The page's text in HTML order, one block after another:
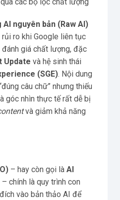
AI nguyên bản (Raw AI)
ro khi Google liên tục
giá chất lượng, đặc
Update và hệ sinh thái
(SGE). Nội dung
câu chữ” nhưng thiếu
góc nhìn thực tế rất dễ bị
và giảm khả năng
– hay còn gọi là AI
– chính là quy trình con
vào bản thảo AI để